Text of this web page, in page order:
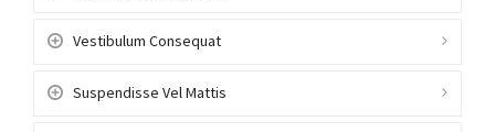
Vestibulum Consequat
Suspendisse Vel Mattis